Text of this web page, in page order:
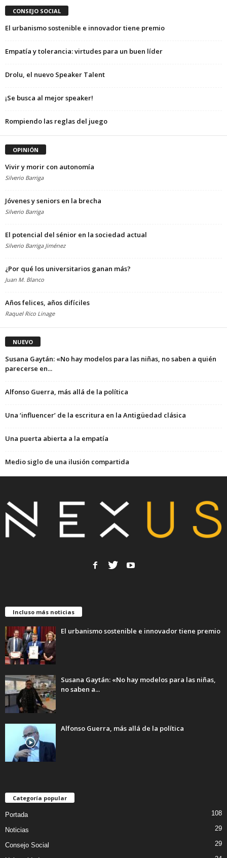
CONSEJO SOCIAL
El urbanismo sostenible e innovador tiene premio
Empatía y tolerancia: virtudes para un buen líder
Drolu, el nuevo Speaker Talent
¡Se busca al mejor speaker!
Rompiendo las reglas del juego
OPINIÓN
Vivir y morir con autonomía
Silverio Barriga
Jóvenes y seniors en la brecha
Silverio Barriga
El potencial del sénior en la sociedad actual
Silverio Barriga Jiménez
¿Por qué los universitarios ganan más?
Juan M. Blanco
Años felices, años difíciles
Raquel Rico Linage
NUEVO
Susana Gaytán: «No hay modelos para las niñas, no saben a quién
parecerse en...
Alfonso Guerra, más allá de la política
Una ‘influencer’ de la escritura en la Antigüedad clásica
Una puerta abierta a la empatía
Medio siglo de una ilusión compartida
Incluso más noticias
El urbanismo sostenible e innovador tiene premio
Susana Gaytán: «No hay modelos para las niñas,
no saben a...
Alfonso Guerra, más allá de la política
Categoría popular
Portada 108
Noticias 29
Consejo Social 29